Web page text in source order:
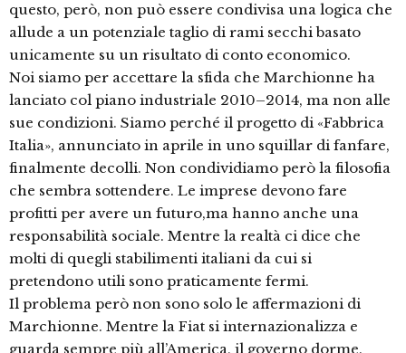
questo, però, non può essere condivisa una logica che
allude a un potenziale taglio di rami secchi basato
unicamente su un risultato di conto economico.
Noi siamo per accettare la sfida che Marchionne ha
lanciato col piano industriale 2010–2014, ma non alle
sue condizioni. Siamo perché il progetto di «Fabbrica
Italia», annunciato in aprile in uno squillar di fanfare,
finalmente decolli. Non condividiamo però la filosofia
che sembra sottendere. Le imprese devono fare
profitti per avere un futuro,ma hanno anche una
responsabilità sociale. Mentre la realtà ci dice che
molti di quegli stabilimenti italiani da cui si
pretendono utili sono praticamente fermi.
Il problema però non sono solo le affermazioni di
Marchionne. Mentre la Fiat si internazionalizza e
guarda sempre più all’America, il governo dorme.